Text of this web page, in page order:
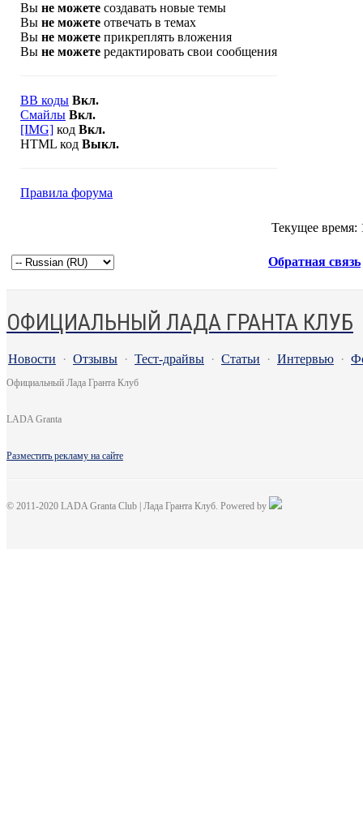
Вы не можете создавать новые темы
Вы не можете отвечать в темах
Вы не можете прикреплять вложения
Вы не можете редактировать свои сообщения
BB коды Вкл.
Смайлы Вкл.
[IMG] код Вкл.
HTML код Выкл.
Правила форума
Текущее время:
Обратная связь
ОФИЦИАЛЬНЫЙ ЛАДА ГРАНТА КЛУБ
Новости · Отзывы · Тест-драйвы · Статьи · Интервью ·
Официальный Лада Гранта Клуб
LADA Granta
Разместить рекламу на сайте
© 2011-2020 LADA Granta Club | Лада Гранта Клуб. Powered by